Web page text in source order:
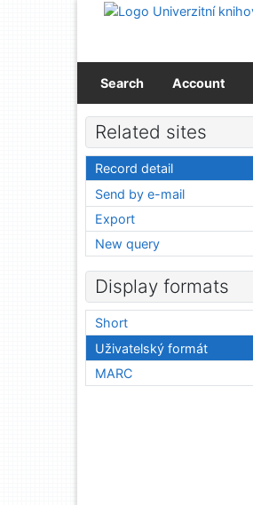
Go to content
Search Account
Related sites
Record detail
Send by e-mail
Export
New query
Display formats
Short
Uživatelský formát
MARC